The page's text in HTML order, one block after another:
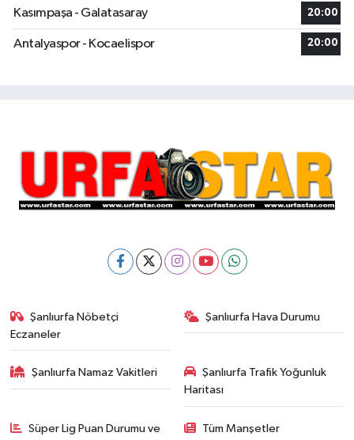
Kasımpaşa - Galatasaray 20:00
Antalyaspor - Kocaelispor 20:00
Şanlıurfa Nöbetçi
Eczaneler
Şanlıurfa Hava Durumu
Şanlıurfa Namaz Vakitleri
Şanlıurfa Trafik Yoğunluk
Haritası
Süper Lig Puan Durumu ve
Tüm Manşetler